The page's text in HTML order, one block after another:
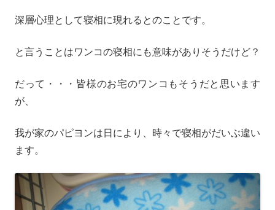
深層心理として寝相に現れるとのことです。
と言うことはワンコの寝相にも意味がありそうだけど？
だって・・・皆様のお宅のワンコもそうだと思います
が、
我が家のパピヨンは日により、時々で寝相がだいぶ違い
ます。